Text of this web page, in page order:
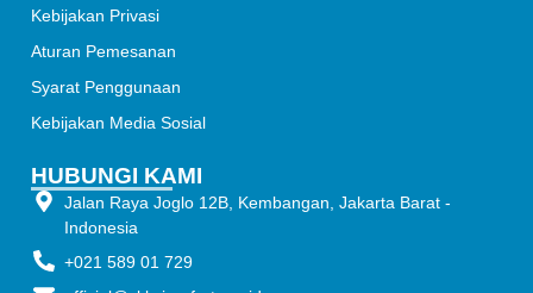
Kebijakan Privasi
Aturan Pemesanan
Syarat Penggunaan
Kebijakan Media Sosial
HUBUNGI KAMI
Jalan Raya Joglo 12B, Kembangan, Jakarta Barat -
Indonesia
+021 589 01 729